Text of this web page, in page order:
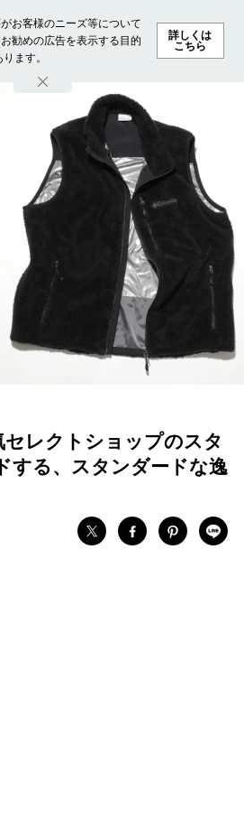
お客様のニーズ等について
勧めの広告を表示する目的
ます。
詳しくは
こちら
ランキング ファッション ビューテ
セレクトショップのスタ
する、スタンダードな逸